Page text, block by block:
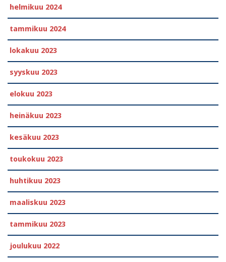
helmikuu 2024
tammikuu 2024
lokakuu 2023
syyskuu 2023
elokuu 2023
heinäkuu 2023
kesäkuu 2023
toukokuu 2023
huhtikuu 2023
maaliskuu 2023
tammikuu 2023
joulukuu 2022